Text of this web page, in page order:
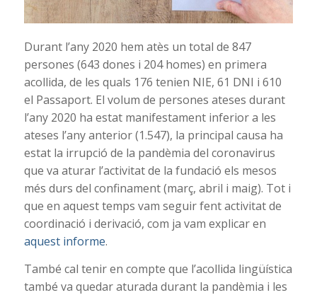
Durant l’any 2020 hem atès un total de 847
persones (643 dones i 204 homes) en primera
acollida, de les quals 176 tenien NIE, 61 DNI i 610
el Passaport. El volum de persones ateses durant
l’any 2020 ha estat manifestament inferior a les
ateses l’any anterior (1.547), la principal causa ha
estat la irrupció de la pandèmia del coronavirus
que va aturar l’activitat de la fundació els mesos
més durs del confinament (març, abril i maig). Tot i
que en aquest temps vam seguir fent activitat de
coordinació i derivació, com ja vam explicar en
aquest informe.
També cal tenir en compte que l’acollida lingüística
també va quedar aturada durant la pandèmia i les